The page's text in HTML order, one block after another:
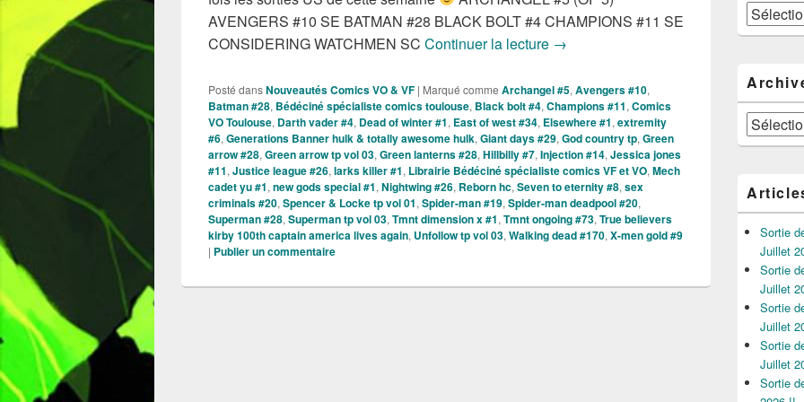
AVENGERS #10 SE BATMAN #28 BLACK BOLT #4 CHAMPIONS #11 SE
CONSIDERING WATCHMEN SC Continuer la lecture Sorties des Comics VO de la semaine
→
Posté dansNouveautés Comics VO & VF | Marqué comme Archangel #5, Avengers #10,
Batman #28, Bédéciné spécialiste comics toulouse, Black bolt #4, Champions #11, Comics
VO Toulouse, Darth vader #4, Dead of winter #1, East of west #34, Elsewhere #1, extremity
#6, Generations Banner hulk & totally awesome hulk, Giant days #29, God country tp, Green
arrow #28, Green arrow tp vol 03, Green lanterns #28, Hillbilly #7, Injection #14, Jessica jones
#11, Justice league #26, larks killer #1, Librairie Bédéciné spécialiste comics VF et VO, Mech
cadet yu #1, new gods special #1, Nightwing #26, Reborn hc, Seven to eternity #8, sex
criminals #20, Spencer & Locke tp vol 01, Spider-man #19, Spider-man deadpool #20,
Superman #28, Superman tp vol 03, Tmnt dimension x #1, Tmnt ongoing #73, True believers
kirby 100th captain america lives again, Unfollow tp vol 03, Walking dead #170, X-men gold #9
| Publier un commentaire
Catégories
Archives
Sortie
Juillet
Sortie
Juillet
Sortie
Juillet
Sortie
Juillet
Sortie